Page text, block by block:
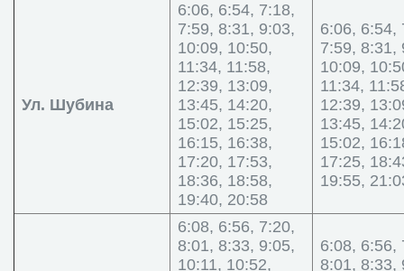
Ул. Шубина
6:06, 6:54, 7:18,
7:59, 8:31, 9:03,
10:09, 10:50,
11:34, 11:58,
12:39, 13:09,
13:45, 14:20,
15:02, 15:25,
16:15, 16:38,
17:20, 17:53,
18:36, 18:58,
19:40, 20:58
6:06, 6:54,
7:59, 8:31,
10:09,
11:34,
12:39,
13:45,
15:02,
17:25,
19:55,
6:08, 6:56, 7:20,
8:01, 8:33, 9:05,
10:11, 10:52,
6:08, 6:56,
8:01, 8:33,